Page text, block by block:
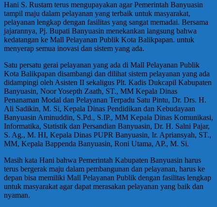
Hani S. Rustam terus mengupayakan agar Pemerintah Banyuasin
tampil maju dalam pelayanan yang terbaik untuk masyarakat,
pelayanan lengkap dengan fasilitas yang sangat memadai. Bersama
jajarannya, Pj. Bupati Banyuasin menekankan langsung bahwa
kedatangan ke Mall Pelayanan Publik Kota Balikpapan. untuk
menyerap semua inovasi dan sistem yang ada.
Satu persatu gerai pelayanan yang ada di Mall Pelayanan Publik
Kota Balikpapan disambangi dan dilihat sistem pelayanan yang ada
didampingi oleh Asisten II sekaligus Plt. Kadis Dukcapil Kabupaten
Banyuasin, Noor Yosepth Zaath, ST., MM Kepala Dinas
Penanaman Modal dan Pelayanan Terpadu Satu Pintu, Dr. Drs. H.
Ali Sadikin, M. Si, Kepala Dinas Pendidikan dan Kebudayaan
Banyuasin Aminuddin, S.Pd., S.IP., MM Kepala Dinas Komunikasi,
Informatika, Statistik dan Persandian Banyuasin, Dr. H. Salni Pajar,
S. Ag., M. HI, Kepala Dinas PUPR Banyuasin, Ir. Apriansyah, ST.,
MM, Kepala Bappenda Banyuasin, Roni Utama, AP., M. Si.
Masih kata Hani bahwa Pemerintah Kabupaten Banyuasin harus
terus bergerak maju dalam pembangunan dan pelayanan, harus ke
depan bisa memiliki Mall Pelayanan Publik dengan fasilitas lengkap
untuk masyarakat agar dapat merasakan pelayanan yang baik dan
nyaman.